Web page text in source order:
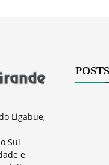
Ligabue,
Sul
e